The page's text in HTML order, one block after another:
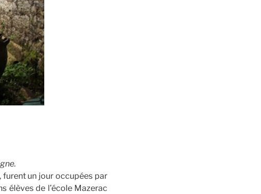
un jour occupées par
élèves de l’école Mazerac